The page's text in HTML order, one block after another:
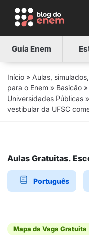
Guia Enem
Início » Aulas,
para o Enem » Basicão »
Universidades Públicas »
vestibular da UFSC
Aulas Gratuitas.
Português
Mapa da Vaga Gratuita